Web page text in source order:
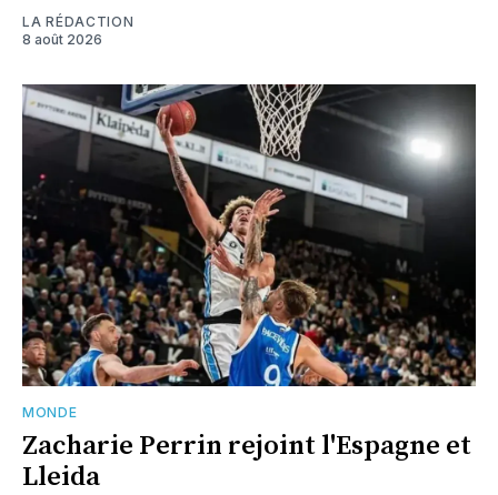
LA RÉDACTION
8 août 2026
MONDE
Zacharie Perrin rejoint l'Espagne et
Lleida